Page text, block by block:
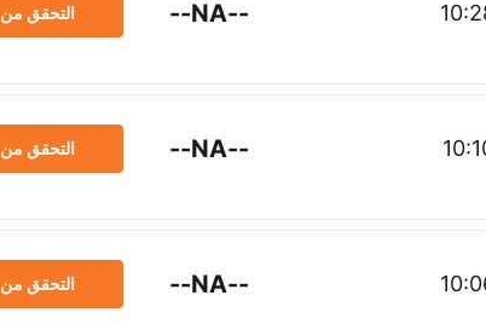
--NA-- التحقق من
--NA-- التحقق من
--NA-- التحقق من